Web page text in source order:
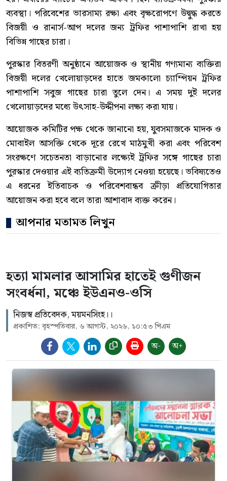
ব্যবস্থা। পরিবেশের ভারসাম্য রক্ষা এবং বৃক্ষরোপণে উদ্বুদ্ধ করতে
বিজয়ী ও রানার্স-আপ দলের জন্য ট্রফির পাশাপাশি রাখা হয়
বিভিন্ন গাছের চারা।
পুরস্কার বিতরণী অনুষ্ঠানে আয়োজক ও স্থানীয় গণ্যমান্য ব্যক্তিরা
বিজয়ী দলের খেলোয়াড়দের হাতে জমকালো চ্যাম্পিয়ন ট্রফির
পাশাপাশি সবুজ গাছের চারা তুলে দেন। এ সময় দুই দলের
খেলোয়াড়দের মধ্যে উৎসাহ-উদ্দীপনা লক্ষ্য করা যায়।
আয়োজক কমিটির পক্ষ থেকে জানানো হয়, যুবসমাজকে মাদক ও
মোবাইল আসক্তি থেকে দূরে রেখে মাঠমুখী করা এবং পরিবেশ
সংরক্ষণে সচেতনতা বাড়ানোর লক্ষ্যেই ট্রফির সঙ্গে গাছের চারা
পুরস্কার দেওয়ার এই ব্যতিক্রমী উদ্যোগ নেওয়া হয়েছে। ভবিষ্যতেও
এ ধরনের ইতিবাচক ও পরিবেশবান্ধব ক্রীড়া প্রতিযোগিতার
আয়োজন করা হবে বলে তারা আশাবাদ ব্যক্ত করেন।
আপনার মতামত লিখুন
হত্যা মামলার আসামির হাতেই গুণীজন
সংবর্ধনা, মঞ্চে ইউএনও-ওসি
নিজস্ব প্রতিবেদক, ময়মনসিংহ।।
প্রকাশিত: বৃহস্পতিবার, ৬ আগস্ট, ২০২৬, ১০:৫৩ পিএম
অ- অ+